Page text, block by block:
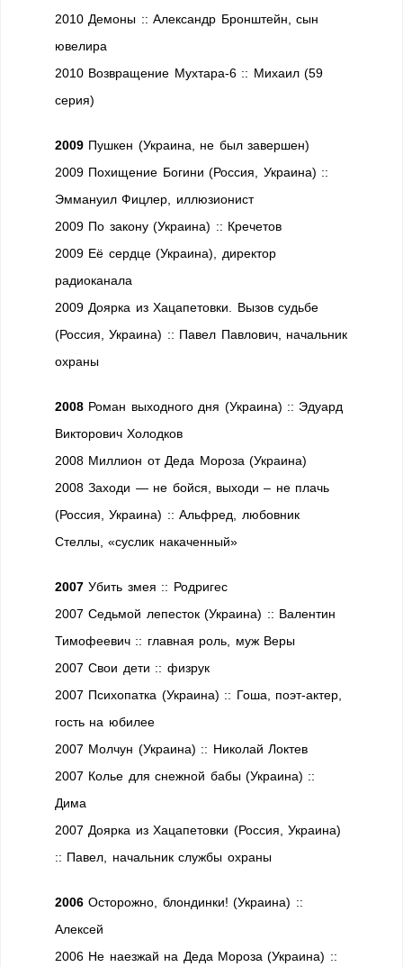
2010 Демоны :: Александр Бронштейн, сын
ювелира
2010 Возвращение Мухтара-6 :: Михаил (59
серия)
2009 Пушкен (Украина, не был завершен)
2009 Похищение Богини (Россия, Украина) ::
Эммануил Фицлер, иллюзионист
2009 По закону (Украина) :: Кречетов
2009 Её сердце (Украина), директор
радиоканала
2009 Доярка из Хацапетовки. Вызов судьбе
(Россия, Украина) :: Павел Павлович, начальник
охраны
2008 Роман выходного дня (Украина) :: Эдуард
Викторович Холодков
2008 Миллион от Деда Мороза (Украина)
2008 Заходи — не бойся, выходи – не плачь
(Россия, Украина) :: Альфред, любовник
Стеллы, «суслик накаченный»
2007 Убить змея :: Родригес
2007 Седьмой лепесток (Украина) :: Валентин
Тимофеевич :: главная роль, муж Веры
2007 Свои дети :: физрук
2007 Психопатка (Украина) :: Гоша, поэт-актер,
гость на юбилее
2007 Молчун (Украина) :: Николай Локтев
2007 Колье для снежной бабы (Украина) ::
Дима
2007 Доярка из Хацапетовки (Россия, Украина)
:: Павел, начальник службы охраны
2006 Осторожно, блондинки! (Украина) ::
Алексей
2006 Не наезжай на Деда Мороза (Украина) ::